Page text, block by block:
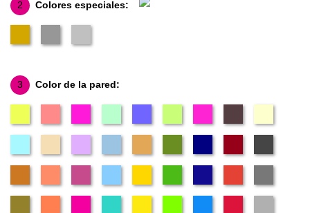
2 Colores especiales:
3 Color de la pared: